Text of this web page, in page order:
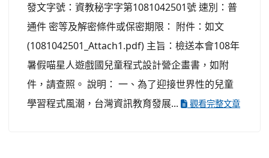
發文字號：資教秘字字第1081042501號 速別：普
通件 密等及解密條件或保密期限： 附件：如文
(1081042501_Attach1.pdf) 主旨：檢送本會108年
暑假喵星人遊戲國兒童程式設計營企畫書，如附
件，請查照。 說明： 一、為了迎接世界性的兒童
學習程式風潮，台灣資訊教育發展...
觀看完整文章